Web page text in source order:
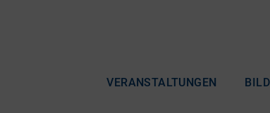
VERANSTALTUNGEN